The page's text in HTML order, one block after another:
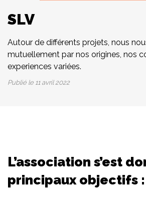
SLV
Autour de différents projets, nous
mutuellement par nos origines, nos
experiences variées.
Publié le 11 avril 2022
L’association s’est
principaux objectifs :